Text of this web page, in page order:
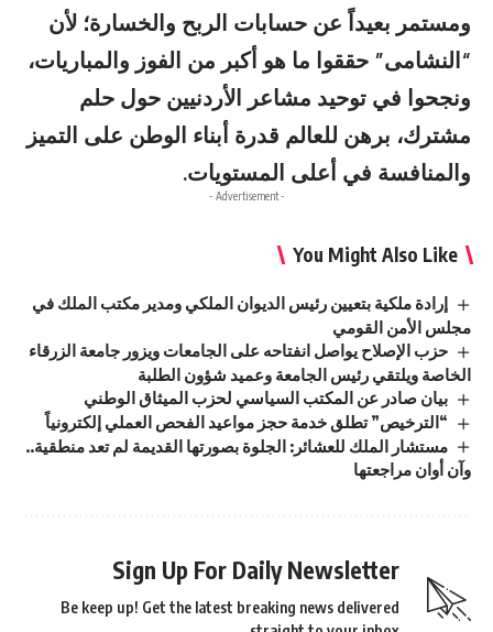
ومستمر بعيداً عن حسابات الربح والخسارة؛ لأن
“النشامى” حققوا ما هو أكبر من الفوز والمباريات،
ونجحوا في توحيد مشاعر الأردنيين حول حلم
مشترك، برهن للعالم قدرة أبناء الوطن على التميز
والمنافسة في أعلى المستويات.
- Advertisement -
You Might Also Like
إرادة ملكية بتعيين رئيس الديوان الملكي ومدير مكتب الملك في
مجلس الأمن القومي
حزب الإصلاح يواصل انفتاحه على الجامعات ويزور جامعة الزرقاء
الخاصة ويلتقي رئيس الجامعة وعميد شؤون الطلبة
بيان صادر عن المكتب السياسي لحزب الميثاق الوطني
“الترخيص” تطلق خدمة حجز مواعيد الفحص العملي إلكترونياً
مستشار الملك للعشائر: الجلوة بصورتها القديمة لم تعد منطقية..
وآن أوان مراجعتها
Sign Up For Daily Newsletter
Be keep up! Get the latest breaking news delivered